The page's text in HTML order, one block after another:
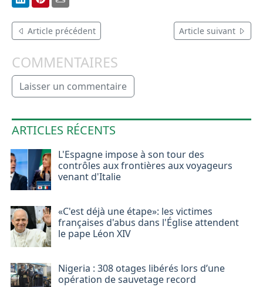
Article précédent Article suivant
COMMENTAIRES
Laisser un commentaire
ARTICLES RÉCENTS
L'Espagne impose à son tour des
contrôles aux frontières aux voyageurs
venant d'Italie
«C'est déjà une étape»: les victimes
françaises d'abus dans l'Église attendent
le pape Léon XIV
Nigeria : 308 otages libérés lors d’une
opération de sauvetage record